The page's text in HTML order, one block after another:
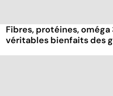
Fibres, protéines, oméga
véritables bienfaits des